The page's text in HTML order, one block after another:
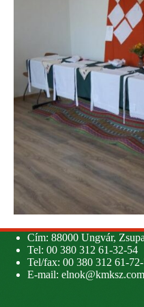
Cím: 88000 Ungvár,
Tel: 00 380 312 61-32-54
Tel/fax: 00 380 312 61-
E-mail: